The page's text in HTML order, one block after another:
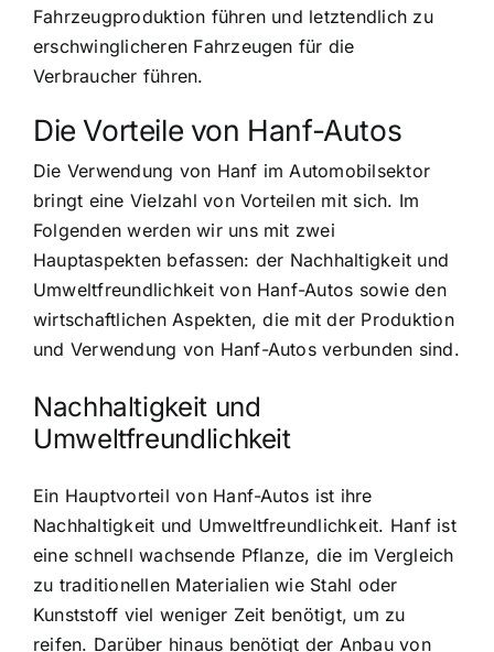
Fahrzeugproduktion führen und letztendlich zu
erschwinglicheren Fahrzeugen für die
Verbraucher führen.
Die Vorteile von Hanf-Autos
Die Verwendung von Hanf im Automobilsektor
bringt eine Vielzahl von Vorteilen mit sich. Im
Folgenden werden wir uns mit zwei
Hauptaspekten befassen: der Nachhaltigkeit und
Umweltfreundlichkeit von Hanf-Autos sowie den
wirtschaftlichen Aspekten, die mit der Produktion
und Verwendung von Hanf-Autos verbunden sind.
Nachhaltigkeit und
Umweltfreundlichkeit
Ein Hauptvorteil von Hanf-Autos ist ihre
Nachhaltigkeit und Umweltfreundlichkeit. Hanf ist
eine schnell wachsende Pflanze, die im Vergleich
zu traditionellen Materialien wie Stahl oder
Kunststoff viel weniger Zeit benötigt, um zu
reifen. Darüber hinaus benötigt der Anbau von